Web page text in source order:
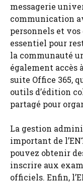
messagerie
communication
personnels et vos
essentiel pour
la communauté
également accès
suite Office 365,
outils d’édition
partagé pour
La gestion
important de
pouvez obtenir
inscrire aux
officiels. Enfin,